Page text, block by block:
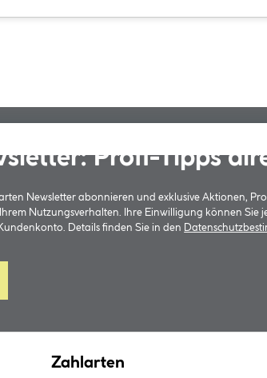
Profi-Tipps
Newsletter abonnieren und exklusive Aktionen,
Nutzungsverhalten. Ihre Einwilligung können Sie
Details finden Sie in den
Zahlarten